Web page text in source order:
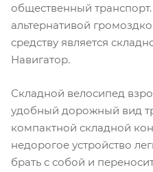
общественный
альтернативой
средству является
Навигатор.
Складной велосипед
удобный дорожный вид
компактной складной
недорогое устройство
брать с собой и